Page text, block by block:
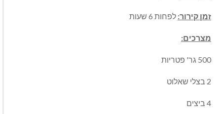
זמן קירור: לפחות 6 שעות
מצרכים:
500 גר' פטריות
2 בצלי שאלוט
4 ביצים